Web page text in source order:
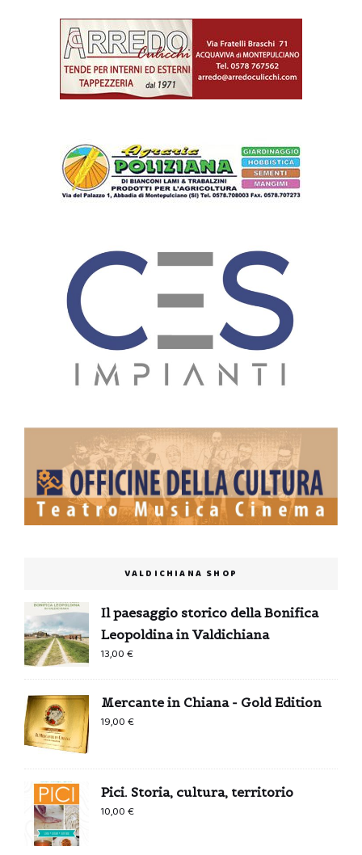
VALDICHIANA SHOP
Il paesaggio storico della Bonifica
Leopoldina in Valdichiana
13,00€
Mercante in Chiana - Gold Edition
19,00€
Pici. Storia, cultura, territorio
10,00€